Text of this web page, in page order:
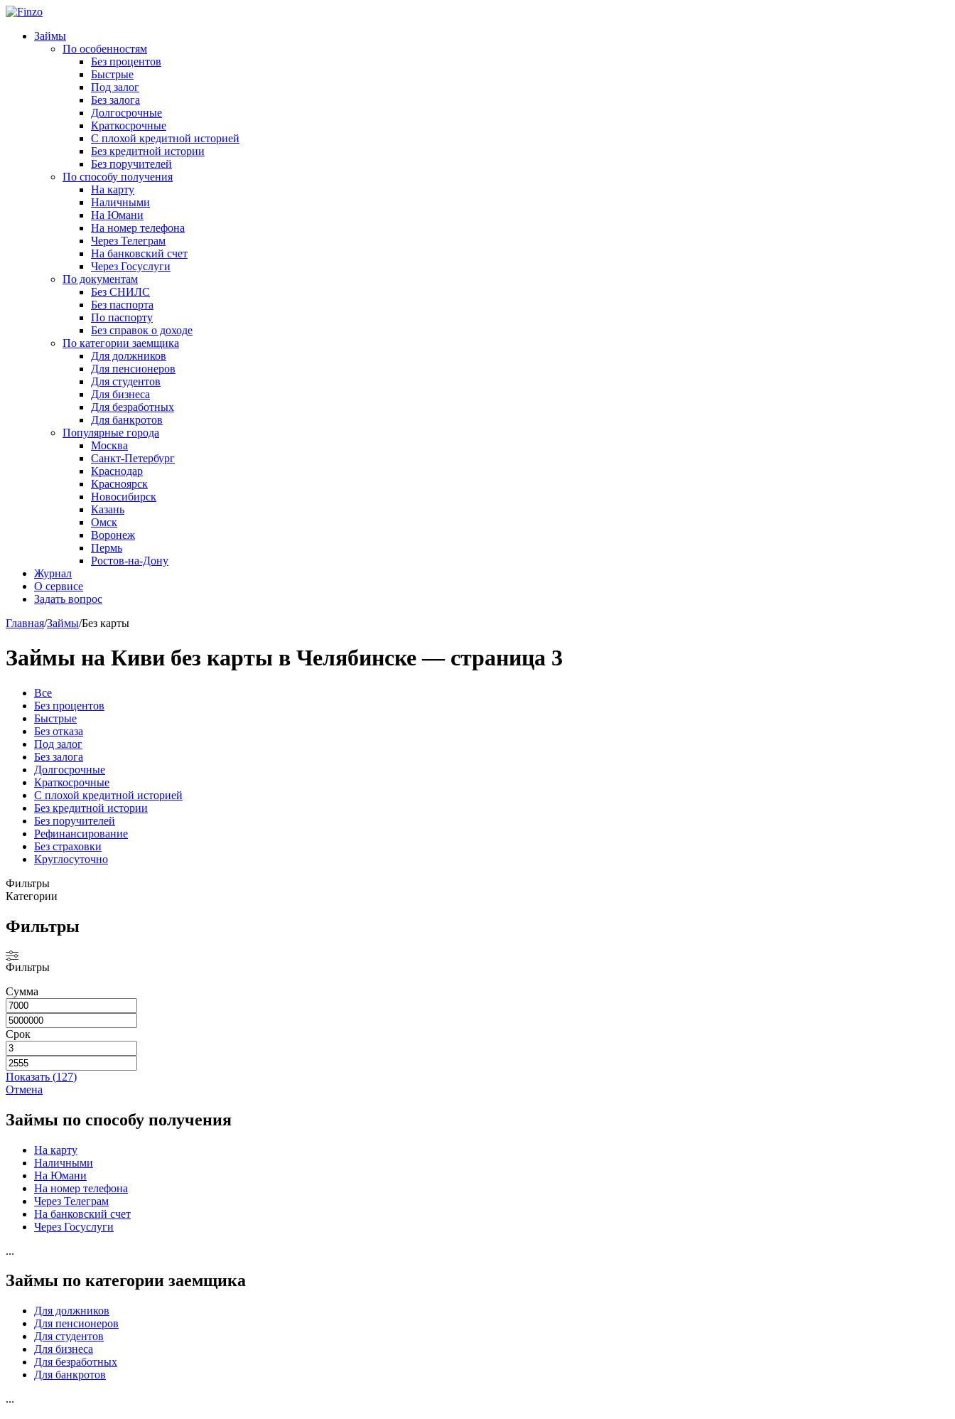
Займы
По особенностям
Без процентов
Быстрые
Под залог
Без залога
Долгосрочные
Краткосрочные
С плохой кредитной историей
Без кредитной истории
Без поручителей
По способу получения
На карту
Наличными
На Юмани
На номер телефона
Через Телеграм
На банковский счет
Через Госуслуги
По документам
Без СНИЛС
Без паспорта
По паспорту
Без справок о доходе
По категории заемщика
Для должников
Для пенсионеров
Для студентов
Для бизнеса
Для безработных
Для банкротов
Популярные города
Москва
Санкт-Петербург
Краснодар
Красноярск
Новосибирск
Казань
Омск
Воронеж
Пермь
Ростов-на-Дону
Журнал
О сервисе
Задать вопрос
Главная/Займы/Без карты
Займы на Киви без карты в Челябинске — страница 3
Все
Без процентов
Быстрые
Без отказа
Под залог
Без залога
Долгосрочные
Краткосрочные
С плохой кредитной историей
Без кредитной истории
Без поручителей
Рефинансирование
Без страховки
Круглосуточно
Фильтры
Категории
Фильтры
Фильтры
Сумма
Срок
Показать (127)
Отмена
Займы по способу получения
На карту
Наличными
На Юмани
На номер телефона
Через Телеграм
На банковский счет
Через Госуслуги
...
Займы по категории заемщика
Для должников
Для пенсионеров
Для студентов
Для бизнеса
Для безработных
Для банкротов
...